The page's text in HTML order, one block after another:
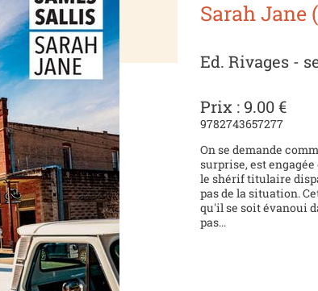
Sarah Jane
Ed. Rivages -
Prix : 9.00 €
9782743657277
On se demande
surprise, est
le shérif titulaire
pas de la situation.
qu'il se soit évanoui
pas...